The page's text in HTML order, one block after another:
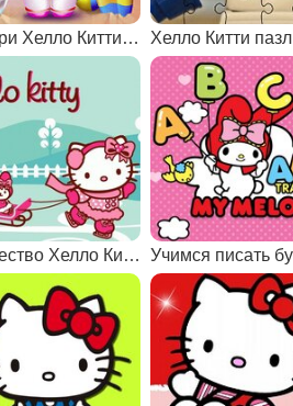
Собери Хелло Китти на прогулку Хелло Китти пазл
Рождество Хелло Китти: пазлы